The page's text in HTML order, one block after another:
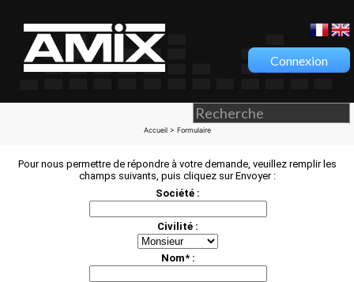
Connexion
Accueil> Formulaire
Pour nous permettre de répondre à votre demande, veuillez remplir les
champs suivants, puis cliquez sur Envoyer :
Société :
Civilité :
Nom* :